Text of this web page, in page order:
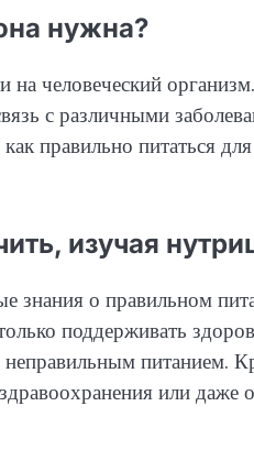
нужна?
человеческий
с различными
правильно питаться
изучая
знания о правильном
поддерживать
питанием.
или даже